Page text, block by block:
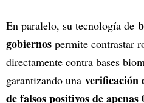
En paralelo, su tecnología de
gobiernos permite contrastar
directamente contra bases
garantizando una verificación
de falsos positivos de apenas